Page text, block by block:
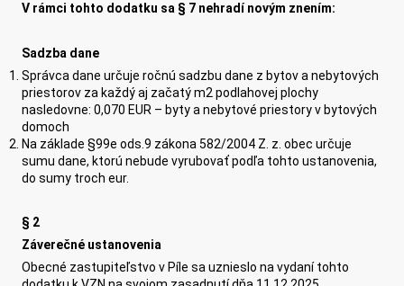
V rámci tohto dodatku sa § 7 nehradí novým znením:
Sadzba dane
Správca dane určuje ročnú sadzbu dane z bytov a nebytových
priestorov za každý aj začatý m2 podlahovej plochy
nasledovne: 0,070 EUR – byty a nebytové priestory v bytových
domoch
Na základe §99e ods.9 zákona 582/2004 Z. z. obec určuje
sumu dane, ktorú nebude vyrubovať podľa tohto ustanovenia,
do sumy troch eur.
§ 2
Záverečné ustanovenia
Obecné zastupiteľstvo v Píle sa uznieslo na vydaní tohto